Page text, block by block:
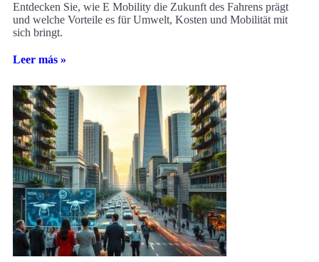
Entdecken Sie, wie E Mobility die Zukunft des Fahrens prägt
und welche Vorteile es für Umwelt, Kosten und Mobilität mit
sich bringt.
Leer más »